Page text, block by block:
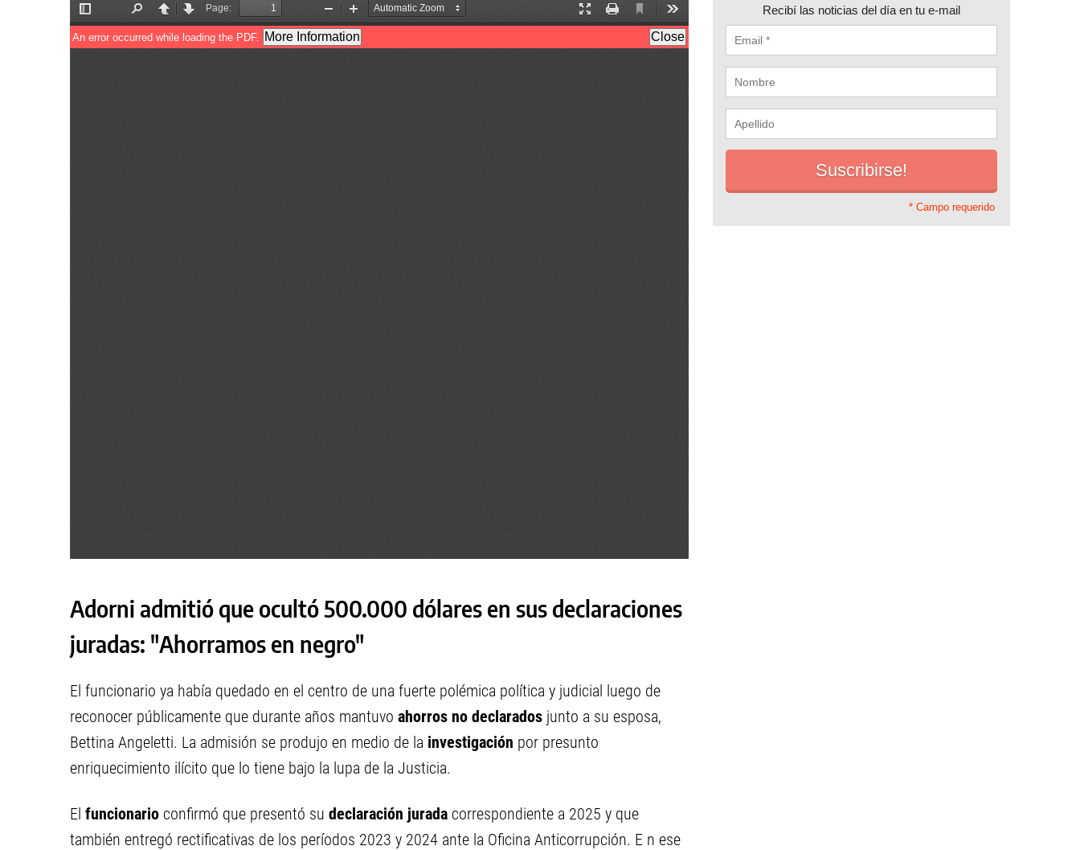
Adorni admitió que ocultó 500.000 dólares en sus declaraciones
juradas: "Ahorramos en negro"
El funcionario ya había quedado en el centro de una fuerte polémica política y judicial luego de
reconocer públicamente que durante años mantuvo ahorros no declarados junto a su esposa,
Bettina Angeletti. La admisión se produjo en medio de la investigación por presunto
enriquecimiento ilícito que lo tiene bajo la lupa de la Justicia.
El funcionario confirmó que presentó su declaración jurada correspondiente a 2025 y que
también entregó rectificativas de los períodos 2023 y 2024 ante la Oficina Anticorrupción. E n ese
Recibí las noticias del día en tu e-mail
* Campo requerido